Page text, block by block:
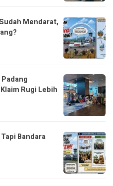
Mendarat,
Rugi Lebih
Bandara